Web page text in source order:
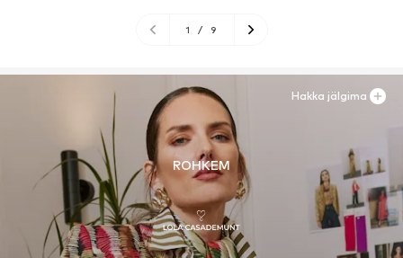
1 / 9
ROHKEM
Hakka jälgima